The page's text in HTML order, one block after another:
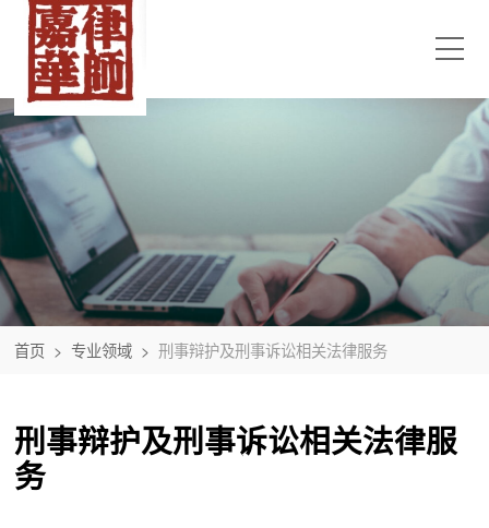
首页 > 专业领域 > 刑事辩护及刑事诉讼相关法律服务
刑事辩护及刑事诉讼相关法律服
务